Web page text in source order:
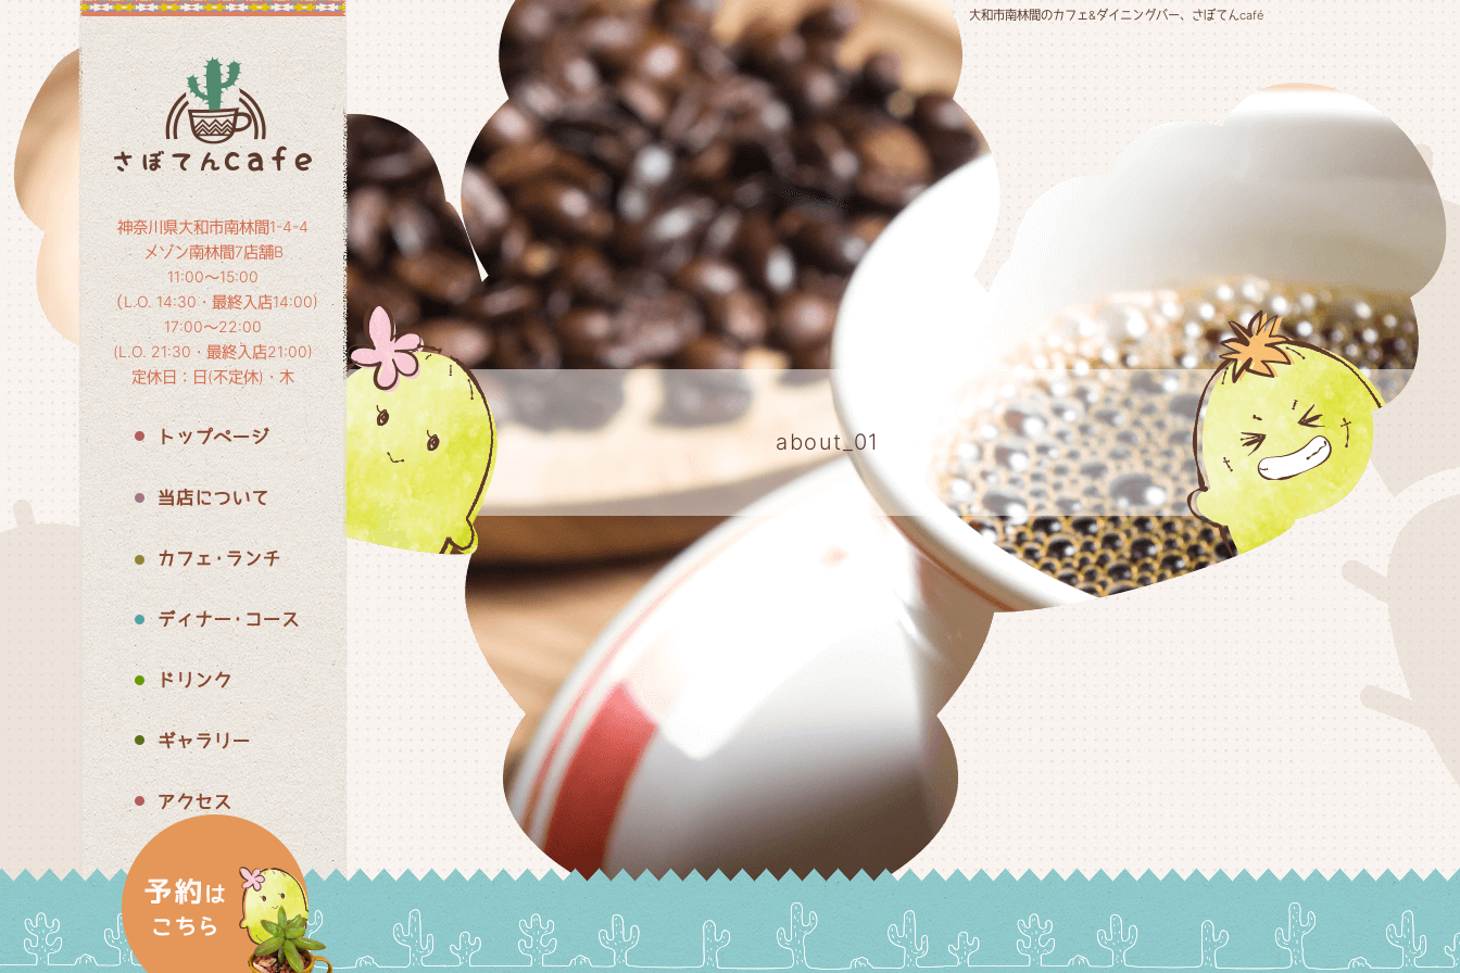
神奈川県大和市南林間1-4-4
メゾン南林間7店舗B
11:00～15:00
（L.O. 14:30・最終入店14:00)
17:00～22:00
(L.O. 21:30・最終入店21:00)
定休日：日(不定休)・木
大和市南林間のカフェ&ダイニングバー、さぼてんcafé
about_01